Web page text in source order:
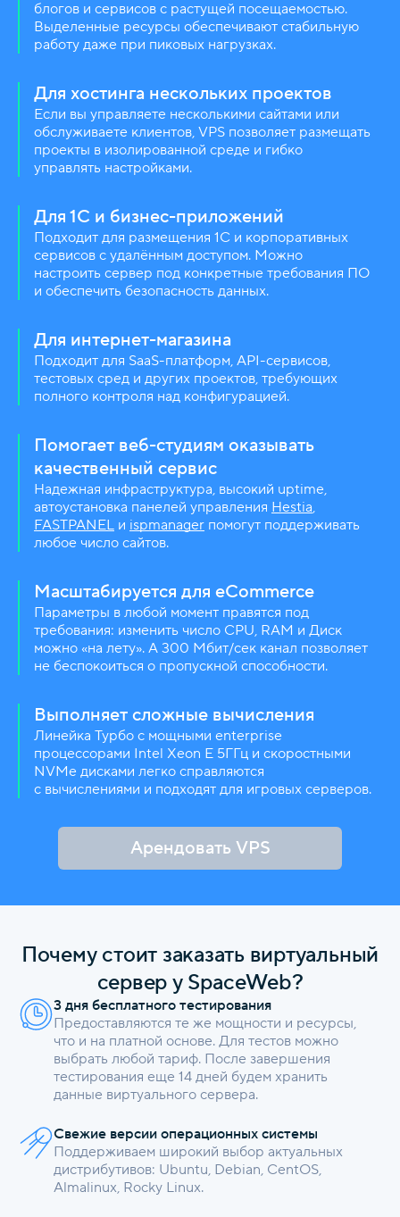
блогов и сервисов с растущей посещаемостью.
Выделенные ресурсы обеспечивают стабильную
работу даже при пиковых нагрузках.
Для хостинга нескольких проектов
Если вы управляете несколькими сайтами или
обслуживаете клиентов, VPS позволяет размещать
проекты в изолированной среде и гибко
управлять настройками.
Для 1С и бизнес-приложений
Подходит для размещения 1С и корпоративных
сервисов с удалённым доступом. Можно
настроить сервер под конкретные требования ПО
и обеспечить безопасность данных.
Для интернет-магазина
Подходит для SaaS-платформ, API-сервисов,
тестовых сред и других проектов, требующих
полного контроля над конфигурацией.
Помогает веб-студиям оказывать
качественный сервис
Надежная инфраструктура, высокий uptime,
автоустановка панелей управления Hestia,
FASTPANEL и ispmanager помогут поддерживать
любое число сайтов.
Масштабируется для eCommerce
Параметры в любой момент правятся под
требования: изменить число CPU, RAM и Диск
можно «на лету». А 300 Мбит/сек канал позволяет
не беспокоиться о пропускной способности.
Выполняет сложные вычисления
Линейка Турбо с мощными enterprise
процессорами Intel Xeon E 5ГГц и скоростными
NVMe дисками легко справляются
с вычислениями и подходят для игровых серверов.
Арендовать VPS
Почему стоит заказать виртуальный
сервер у SpaceWeb?
3 дня бесплатного тестирования
Предоставляются те же мощности и ресурсы,
что и на платной основе. Для тестов можно
выбрать любой тариф. После завершения
тестирования еще 14 дней будем хранить
данные виртуального сервера.
Свежие версии операционных системы
Поддерживаем широкий выбор актуальных
дистрибутивов: Ubuntu, Debian, CentOS,
Almalinux, Rocky Linux.